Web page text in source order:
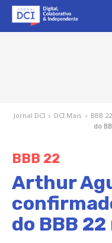
Jornal DCI › DCI Mais › BBB 22
do
BBB 22
Arthur
do BBB 22